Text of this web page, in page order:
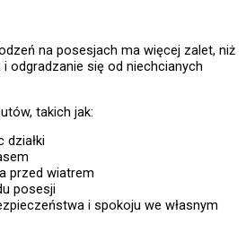
na posesjach ma więcej zalet, niż
odgradzanie się od niechcianych
takich jak:
działki
przed wiatrem
posesji
i spokoju we własnym